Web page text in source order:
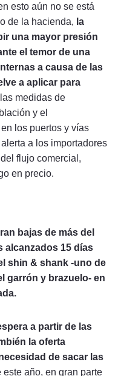
esto aún no se está
de la hacienda, la
una mayor presión
el temor de una
a causa de las
a aplicar para
medidas de
y el
los puertos y vías
a los importadores
flujo comercial,
en precio.
bajas de más del
alcanzados 15 días
shin & shank -uno de
garrón y brazuelo- en
a partir de las
la oferta
de sacar las
este año, en gran parte